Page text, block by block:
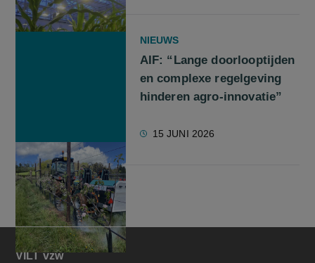
NIEUWS
AIF: “Lange doorlooptijden
en complexe regelgeving
hinderen agro-innovatie”
15 JUNI 2026
VILT vzw